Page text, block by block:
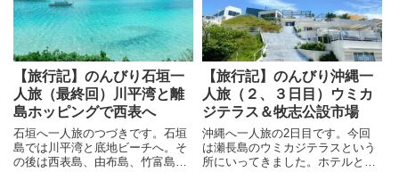
の終わりはもう少し、帰りの便も
予約してしまいました。
まで。気負わず何もしない贅沢を
味わいたいと思います。
【旅行記】のんびり石垣一
人旅（最終回）川平湾と離
島ホッピングで西表へ
石垣へ一人旅のつづきです。石垣
島では川平湾と底地ビーチへ。そ
の後は西表島、由布島、竹富島へ
【旅行記】のんびり沖縄一
人旅（２、３日目）ウミカ
ジテラス＆牧志公設市場
沖縄へ一人旅の2日目です。今回
は瀬長島のウミカジテラスという
所にいってきました。ホテルとシ